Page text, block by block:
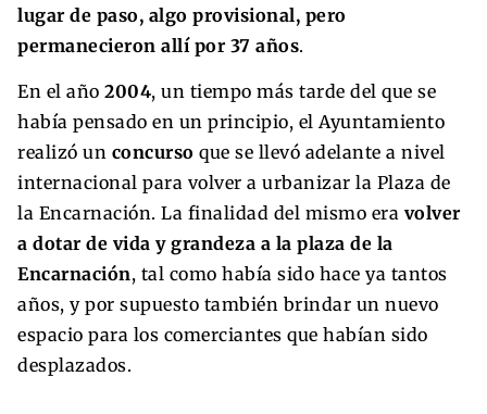
lugar de paso, algo provisional, pero
permanecieron allí por 37 años.
En el año 2004, un tiempo más tarde del que se
había pensado en un principio, el Ayuntamiento
realizó un concurso que se llevó adelante a nivel
internacional para volver a urbanizar la Plaza de
la Encarnación. La finalidad del mismo era volver
a dotar de vida y grandeza a la plaza de la
Encarnación, tal como había sido hace ya tantos
años, y por supuesto también brindar un nuevo
espacio para los comerciantes que habían sido
desplazados.